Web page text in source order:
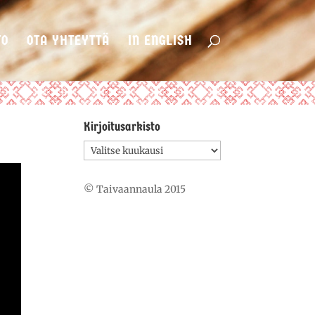
OTA YHTEYTTÄ IN ENGLISH
Kirjoitusarkisto
Kirjoitusarkisto
© Taivaannaula 2015